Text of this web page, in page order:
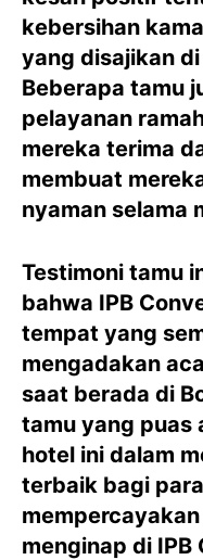
kebersihan
yang disajikan
Beberapa tamu
pelayanan
mereka terima
membuat
nyaman selama
Testimoni tamu
bahwa IPB
tempat yang
mengadakan
saat berada di
tamu yang puas
hotel ini dalam
terbaik bagi
menginap di